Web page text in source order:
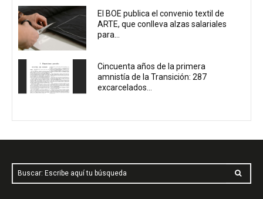
El BOE publica el convenio textil de
ARTE, que conlleva alzas salariales
para...
Cincuenta años de la primera
amnistía de la Transición: 287
excarcelados...
Buscar: Escribe aquí tu búsqueda